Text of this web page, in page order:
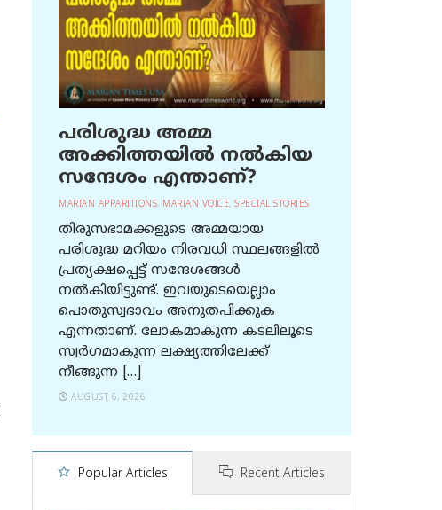
പരിശുദ്ധ അമ്മ
അക്കിത്തയില്‍ നല്‍കിയ
സന്ദേശം എന്താണ്?
MARIAN APPARITIONS, MARIAN VOICE, SPECIAL STORIES
തിരുസഭാമക്കളുടെ അമ്മയായ
പരിശുദ്ധ മറിയം നിരവധി സ്ഥലങ്ങളിൽ
പ്രത്യക്ഷപ്പെട്ട് സന്ദേശങ്ങൾ
നൽകിയിട്ടുണ്ട്. ഇവയുടെയെല്ലാം
പൊതുസ്വഭാവം അനുതപിക്കുക
എന്നതാണ്. ലോകമാകുന്ന കടലിലൂടെ
സ്വർഗമാകുന്ന ലക്ഷ്യത്തിലേക്ക്
നീങ്ങുന്ന […]
AUGUST 6, 2026
Popular Articles Recent Articles